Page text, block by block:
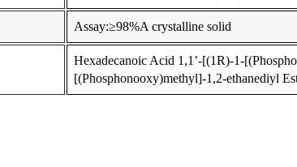
Assay:≥98%A crystalline solid
Hexadecanoic Acid 1,1’-[(1R)-1-
[(Phosphonooxy)methyl]-1,2-ethanediyl